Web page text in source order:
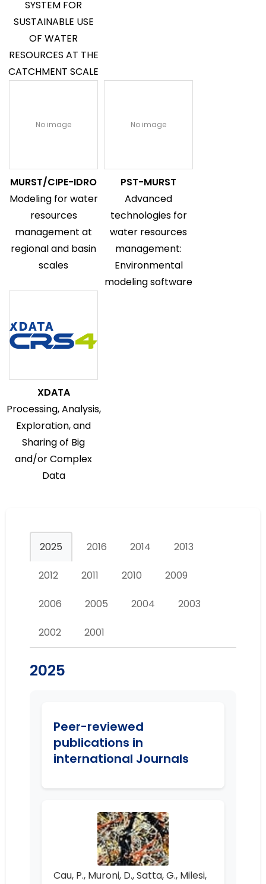
SYSTEM FOR
SUSTAINABLE USE
OF WATER
RESOURCES AT THE
CATCHMENT SCALE
No image
MURST/CIPE-IDRO
Modeling for water
resources
management at
regional and basin
scales
No image
PST-MURST
Advanced
technologies for
water resources
management:
Environmental
modeling software
XDATA
Processing, Analysis,
Exploration, and
Sharing of Big
and/or Complex
Data
2025 2016 2014 2013
2012 2011 2010 2009
2006 2005 2004 2003
2002 2001
2025
Peer-reviewed
publications in
international Journals
Cau, P., Muroni, D., Satta, G., Milesi,